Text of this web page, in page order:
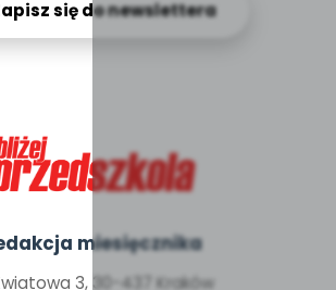
się do newslettera
miesięcznika
3, 30-437 Kraków